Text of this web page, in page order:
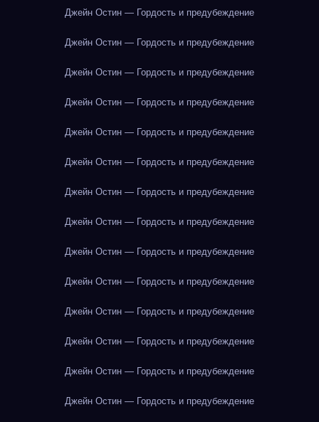
Джейн Остин — Гордость и предубеждение
Джейн Остин — Гордость и предубеждение
Джейн Остин — Гордость и предубеждение
Джейн Остин — Гордость и предубеждение
Джейн Остин — Гордость и предубеждение
Джейн Остин — Гордость и предубеждение
Джейн Остин — Гордость и предубеждение
Джейн Остин — Гордость и предубеждение
Джейн Остин — Гордость и предубеждение
Джейн Остин — Гордость и предубеждение
Джейн Остин — Гордость и предубеждение
Джейн Остин — Гордость и предубеждение
Джейн Остин — Гордость и предубеждение
Джейн Остин — Гордость и предубеждение